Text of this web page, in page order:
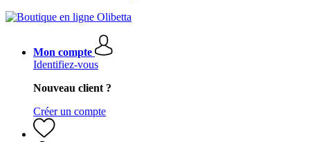
Mon compte
Identifiez-vous
Nouveau client ?
Créer un compte